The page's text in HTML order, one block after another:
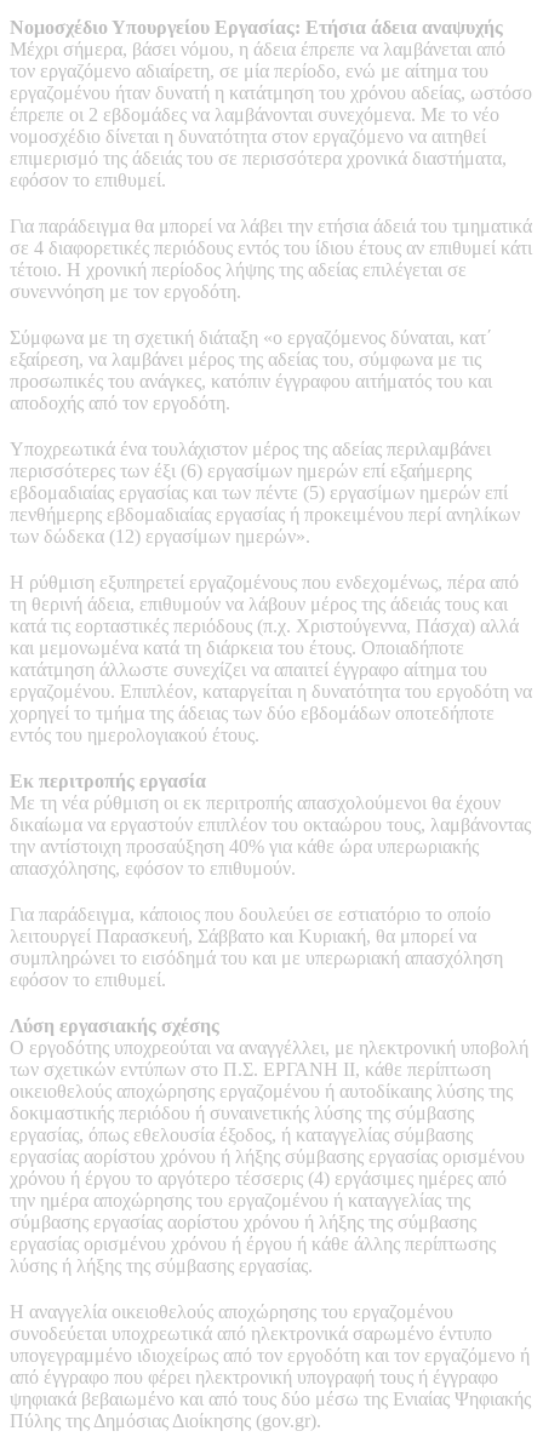
Νομοσχέδιο Υπουργείου Εργασίας: Ετήσια άδεια αναψυχής
Μέχρι σήμερα, βάσει νόμου, η άδεια έπρεπε να λαμβάνεται από
τον εργαζόμενο αδιαίρετη, σε μία περίοδο, ενώ με αίτημα του
εργαζομένου ήταν δυνατή η κατάτμηση του χρόνου αδείας, ωστόσο
έπρεπε οι 2 εβδομάδες να λαμβάνονται συνεχόμενα. Με το νέο
νομοσχέδιο δίνεται η δυνατότητα στον εργαζόμενο να αιτηθεί
επιμερισμό της άδειάς του σε περισσότερα χρονικά διαστήματα,
εφόσον το επιθυμεί.
Για παράδειγμα θα μπορεί να λάβει την ετήσια άδειά του τμηματικά
σε 4 διαφορετικές περιόδους εντός του ίδιου έτους αν επιθυμεί κάτι
τέτοιο. Η χρονική περίοδος λήψης της αδείας επιλέγεται σε
συνεννόηση με τον εργοδότη.
Σύμφωνα με τη σχετική διάταξη «ο εργαζόμενος δύναται, κατ΄
εξαίρεση, να λαμβάνει μέρος της αδείας του, σύμφωνα με τις
προσωπικές του ανάγκες, κατόπιν έγγραφου αιτήματός του και
αποδοχής από τον εργοδότη.
Υποχρεωτικά ένα τουλάχιστον μέρος της αδείας περιλαμβάνει
περισσότερες των έξι (6) εργασίμων ημερών επί εξαήμερης
εβδομαδιαίας εργασίας και των πέντε (5) εργασίμων ημερών επί
πενθήμερης εβδομαδιαίας εργασίας ή προκειμένου περί ανηλίκων
των δώδεκα (12) εργασίμων ημερών».
Η ρύθμιση εξυπηρετεί εργαζομένους που ενδεχομένως, πέρα από
τη θερινή άδεια, επιθυμούν να λάβουν μέρος της άδειάς τους και
κατά τις εορταστικές περιόδους (π.χ. Χριστούγεννα, Πάσχα) αλλά
και μεμονωμένα κατά τη διάρκεια του έτους. Οποιαδήποτε
κατάτμηση άλλωστε συνεχίζει να απαιτεί έγγραφο αίτημα του
εργαζομένου. Επιπλέον, καταργείται η δυνατότητα του εργοδότη να
χορηγεί το τμήμα της άδειας των δύο εβδομάδων οποτεδήποτε
εντός του ημερολογιακού έτους.
Εκ περιτροπής εργασία
Με τη νέα ρύθμιση οι εκ περιτροπής απασχολούμενοι θα έχουν
δικαίωμα να εργαστούν επιπλέον του οκταώρου τους, λαμβάνοντας
την αντίστοιχη προσαύξηση 40% για κάθε ώρα υπερωριακής
απασχόλησης, εφόσον το επιθυμούν.
Για παράδειγμα, κάποιος που δουλεύει σε εστιατόριο το οποίο
λειτουργεί Παρασκευή, Σάββατο και Κυριακή, θα μπορεί να
συμπληρώνει το εισόδημά του και με υπερωριακή απασχόληση
εφόσον το επιθυμεί.
Λύση εργασιακής σχέσης
Ο εργοδότης υποχρεούται να αναγγέλλει, με ηλεκτρονική υποβολή
των σχετικών εντύπων στο Π.Σ. ΕΡΓΑΝΗ ΙΙ, κάθε περίπτωση
οικειοθελούς αποχώρησης εργαζομένου ή αυτοδίκαιης λύσης της
δοκιμαστικής περιόδου ή συναινετικής λύσης της σύμβασης
εργασίας, όπως εθελουσία έξοδος, ή καταγγελίας σύμβασης
εργασίας αορίστου χρόνου ή λήξης σύμβασης εργασίας ορισμένου
χρόνου ή έργου το αργότερο τέσσερις (4) εργάσιμες ημέρες από
την ημέρα αποχώρησης του εργαζομένου ή καταγγελίας της
σύμβασης εργασίας αορίστου χρόνου ή λήξης της σύμβασης
εργασίας ορισμένου χρόνου ή έργου ή κάθε άλλης περίπτωσης
λύσης ή λήξης της σύμβασης εργασίας.
H αναγγελία οικειοθελούς αποχώρησης του εργαζομένου
συνοδεύεται υποχρεωτικά από ηλεκτρονικά σαρωμένο έντυπο
υπογεγραμμένο ιδιοχείρως από τον εργοδότη και τον εργαζόμενο ή
από έγγραφο που φέρει ηλεκτρονική υπογραφή τους ή έγγραφο
ψηφιακά βεβαιωμένο και από τους δύο μέσω της Ενιαίας Ψηφιακής
Πύλης της Δημόσιας Διοίκησης (gov.gr).